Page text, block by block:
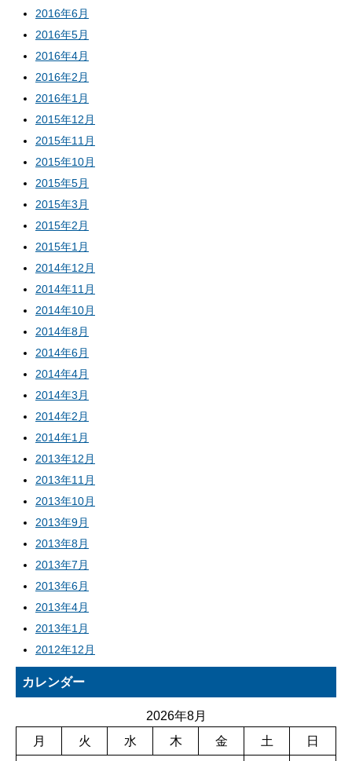
2016年6月
2016年5月
2016年4月
2016年2月
2016年1月
2015年12月
2015年11月
2015年10月
2015年5月
2015年3月
2015年2月
2015年1月
2014年12月
2014年11月
2014年10月
2014年8月
2014年6月
2014年4月
2014年3月
2014年2月
2014年1月
2013年12月
2013年11月
2013年10月
2013年9月
2013年8月
2013年7月
2013年6月
2013年4月
2013年1月
2012年12月
カレンダー
2026年8月
月
火 水 木 金 土 日